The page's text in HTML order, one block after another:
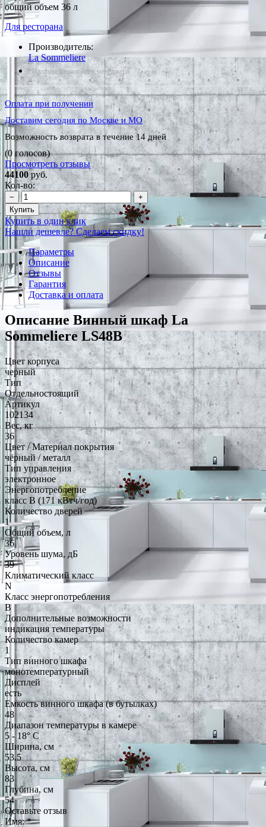
общий объем 36 л
Для ресторана
Производитель:
La Sommeliere
*Наличие уточняйте у менеджера
Оплата при получении
Доставим сегодня по Москве и МО
Возможность возврата в течение 14 дней
(0 голосов)
Просмотреть отзывы
44100руб.
Кол-во:
−
+
Купить
Купить в один клик
Нашли дешевле? Сделаем скидку!
Параметры
Описание
Отзывы
Гарантия
Доставка и оплата
Описание Винный шкаф La
Sommeliere LS48B
Цвет корпуса
черный
Тип
Отдельностоящий
Артикул
102134
Вес, кг
36
Цвет / Материал покрытия
чёрный / металл
Тип управления
электронное
Энергопотребление
класс B (171 кВтч/год)
Количество дверей
1
Общий объем, л
36
Уровень шума, дБ
39
Климатический класс
N
Класс энергопотребления
B
Дополнительные возможности
индикация температуры
Количество камер
1
Тип винного шкафа
монотемпературный
Дисплей
есть
Емкость винного шкафа (в бутылках)
48
Диапазон температуры в камере
5 - 18° С
Ширина, см
53.5
Высота, см
83
Глубина, см
54
Оставьте отзыв
Имя:*